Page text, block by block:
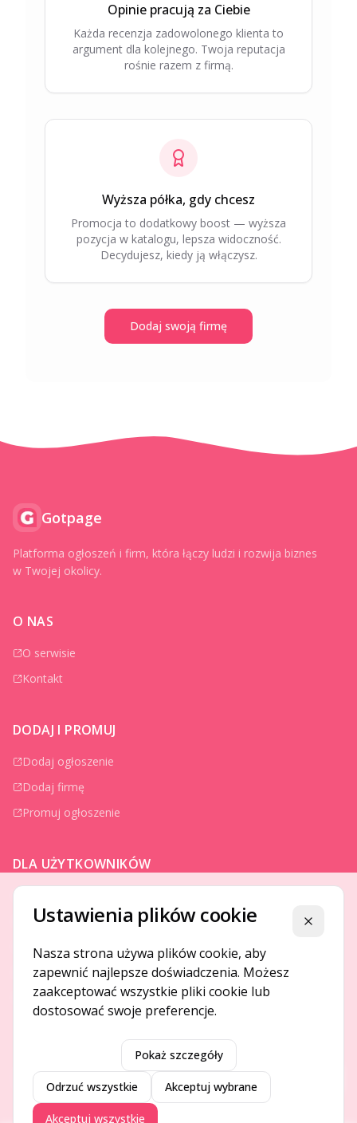
Opinie pracują za Ciebie
Każda recenzja zadowolonego klienta to
argument dla kolejnego. Twoja reputacja
rośnie razem z firmą.
Wyższa półka, gdy chcesz
Promocja to dodatkowy boost — wyższa
pozycja w katalogu, lepsza widoczność.
Decydujesz, kiedy ją włączysz.
Dodaj swoją firmę
Gotpage
Platforma ogłoszeń i firm, która łączy ludzi i rozwija biznes
w Twojej okolicy.
O NAS
O serwisie
Kontakt
DODAJ I PROMUJ
Dodaj ogłoszenie
Dodaj firmę
Promuj ogłoszenie
DLA UŻYTKOWNIKÓW
Jak to działa
Bezpieczeństwo
Usługi premium
Regulamin
Gotpage. Wszelkie prawa zastrzeżone.
Ustawienia plików cookie Zamknij
Nasza strona używa plików cookie, aby
zapewnić najlepsze doświadczenia. Możesz
zaakceptować wszystkie pliki cookie lub
dostosować swoje preferencje.
Pokaż szczegóły
Odrzuć wszystkie Akceptuj wybrane
Akceptuj wszystkie